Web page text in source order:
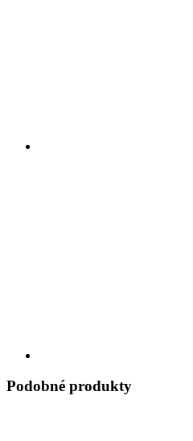
Podobné produkty